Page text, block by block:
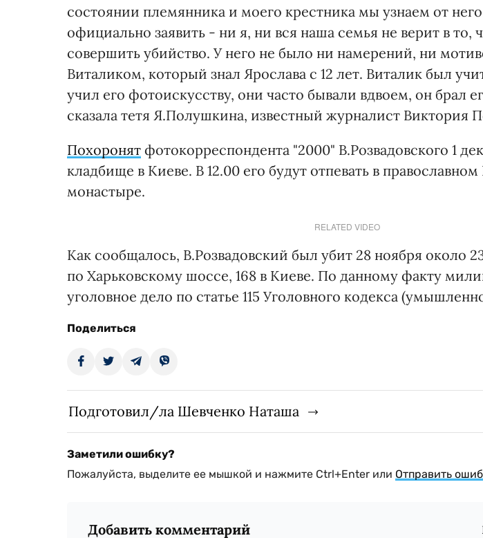
состоянии племянника и моего крестника мы узнаем от
официально заявить - ни я, ни вся наша семья не верит в то,
совершить убийство. У него не было ни намерений, ни
Виталиком, который знал Ярослава с 12 лет. Виталик был
учил его фотоискусству, они часто бывали вдвоем, он брал
сказала тетя Я.Полушкина, известный журналист Виктория
Похоронят фотокорреспондента "2000" В.Розвадовского 1
кладбище в Киеве. В 12.00 его будут отпевать в
монастыре.
RELATED VIDEO
Как сообщалось, В.Розвадовский был убит 28 ноября около
по Харьковскому шоссе, 168 в Киеве. По данному факту
уголовное дело по статье 115 Уголовного кодекса
Поделиться
Подготовил/ла Шевченко Наташа
Заметили ошибку?
Пожалуйста, выделите ее мышкой и нажмите Ctrl+Enter или Отправить
Добавить комментарий